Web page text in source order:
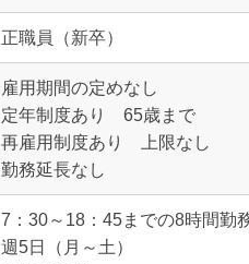
正職員（新卒）
雇用期間の定めなし
定年制度あり 65歳まで
再雇用制度あり 上限なし
勤務延長なし
7：30～18：45までの8時間勤
週5日（月～土）